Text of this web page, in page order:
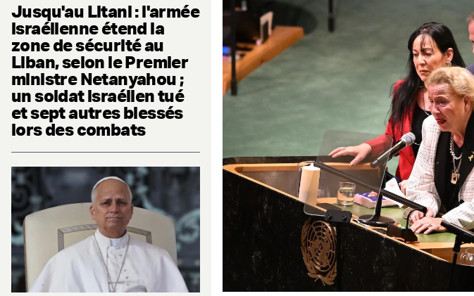
Jusqu'au Litani : l'armée
israélienne étend la
zone de sécurité au
Liban, selon le Premier
ministre Netanyahou ;
un soldat israélien tué
et sept autres blessés
lors des combats